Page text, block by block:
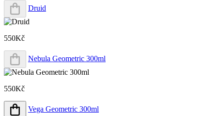
Druid
550Kč
Nebula Geometric 300ml
550Kč
Vega Geometric 300ml